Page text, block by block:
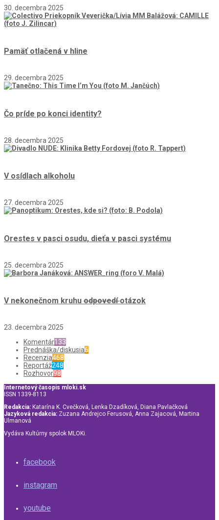
30. decembra 2025
Pamäť otlačená v hline
29. decembra 2025
Čo príde po konci identity?
28. decembra 2025
V osídlach alkoholu
27. decembra 2025
Orestes v pasci osudu, dieťa v pasci systému
25. decembra 2025
V nekonečnom kruhu odpovedíotázok
23. decembra 2025
Komentár133
Prednáška/diskusia6
Recenzia468
Reportáž248
Rozhovor98
Internetový časopis mloki.sk
ISSN 1339-8113
Redakcia: Katarína K. Cvečková, Lenka Dzadíková, Diana Pavlačková
Jazyková redakcia: Zuzana Andrejco Ferusová, Anna Zajacová, Martina
Ulmanová
Vydáva Kultúrny spolok MLOKi.
facebook
instagram
youtube